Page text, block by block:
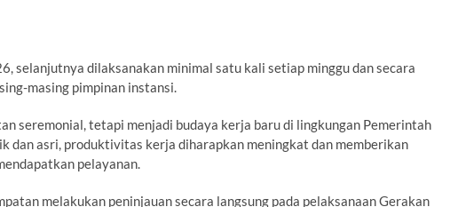
selanjutnya dilaksanakan minimal satu kali setiap minggu dan secara
masing pimpinan instansi.
seremonial, tetapi menjadi budaya kerja baru di lingkungan Pemerintah
dan asri, produktivitas kerja diharapkan meningkat dan memberikan
pelayanan.
melakukan peninjauan secara langsung pada pelaksanaan Gerakan